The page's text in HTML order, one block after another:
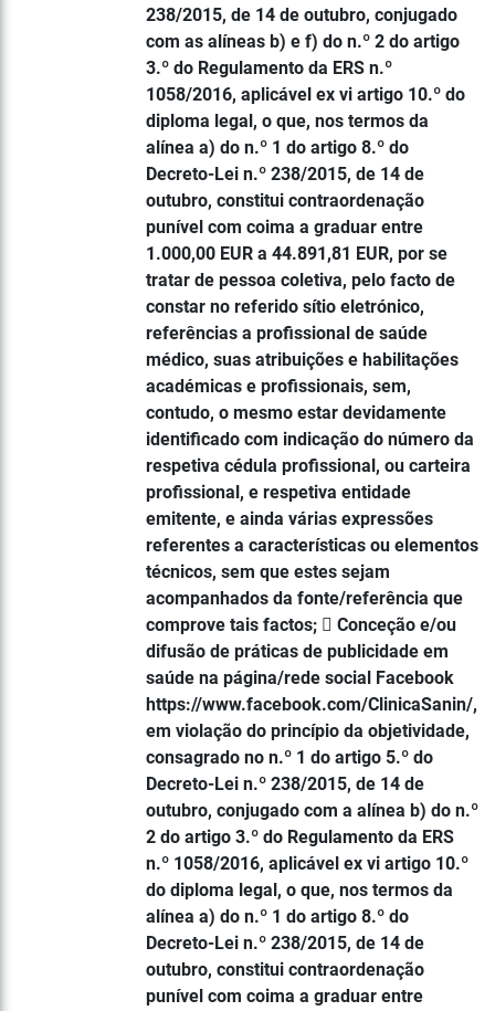
238/2015, de 14 de outubro, conjugado
com as alíneas b) e f) do n.º 2 do artigo
3.º do Regulamento da ERS n.º
1058/2016, aplicável ex vi artigo 10.º do
diploma legal, o que, nos termos da
alínea a) do n.º 1 do artigo 8.º do
Decreto-Lei n.º 238/2015, de 14 de
outubro, constitui contraordenação
punível com coima a graduar entre
1.000,00 EUR a 44.891,81 EUR, por se
tratar de pessoa coletiva, pelo facto de
constar no referido sítio eletrónico,
referências a profissional de saúde
médico, suas atribuições e habilitações
académicas e profissionais, sem,
contudo, o mesmo estar devidamente
identificado com indicação do número da
respetiva cédula profissional, ou carteira
profissional, e respetiva entidade
emitente, e ainda várias expressões
referentes a características ou elementos
técnicos, sem que estes sejam
acompanhados da fonte/referência que
comprove tais factos;  Conceção e/ou
difusão de práticas de publicidade em
saúde na página/rede social Facebook
https://www.facebook.com/ClinicaSanin/,
em violação do princípio da objetividade,
consagrado no n.º 1 do artigo 5.º do
Decreto-Lei n.º 238/2015, de 14 de
outubro, conjugado com a alínea b) do n.º
2 do artigo 3.º do Regulamento da ERS
n.º 1058/2016, aplicável ex vi artigo 10.º
do diploma legal, o que, nos termos da
alínea a) do n.º 1 do artigo 8.º do
Decreto-Lei n.º 238/2015, de 14 de
outubro, constitui contraordenação
punível com coima a graduar entre